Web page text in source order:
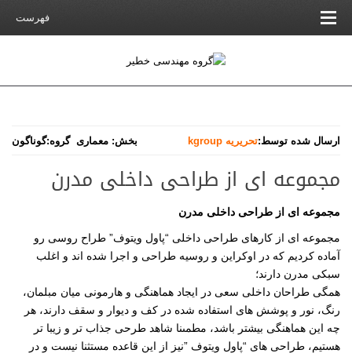
فهرست
ارسال شده توسط:تحریریه kgroup بخش: معماری گروه:گوناگون
مجموعه ای از طراحی داخلی مدرن
مجموعه ای از طراحی داخلی مدرن
مجموعه ای از کارهای طراحی داخلی “پاول ویتوف” طراح روسی رو
آماده کردیم که در اوکراین و روسیه طراحی و اجرا شده اند و اغلب
سبکی مدرن دارند؛
همگی طراحان داخلی سعی در ایجاد هماهنگی و هارمونی میان مبلمان،
رنگ، نور و پوشش های استفاده شده در کف و دیوار و سقف دارند، هر
چه این هماهنگی بیشتر باشد، مطمىنا شاهد طرحی جذاب تر و زیبا تر
هستیم، طراحی های “پاول ویتوف ”نیز از این قاعده مستثنا نیست و در